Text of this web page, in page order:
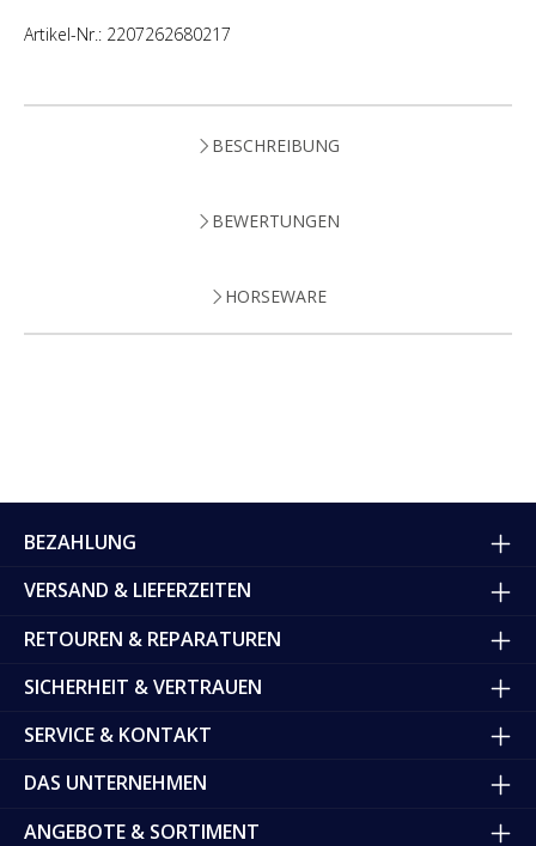
Artikel-Nr.: 2207262680217
BESCHREIBUNG
BEWERTUNGEN
HORSEWARE
BEZAHLUNG
VERSAND & LIEFERZEITEN
RETOUREN & REPARATUREN
SICHERHEIT & VERTRAUEN
SERVICE & KONTAKT
DAS UNTERNEHMEN
ANGEBOTE & SORTIMENT